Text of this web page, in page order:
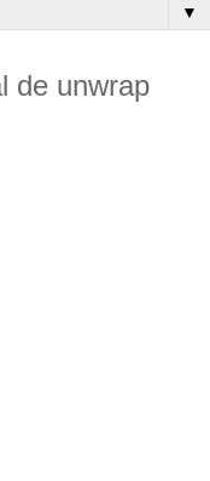
▼
de unwrap